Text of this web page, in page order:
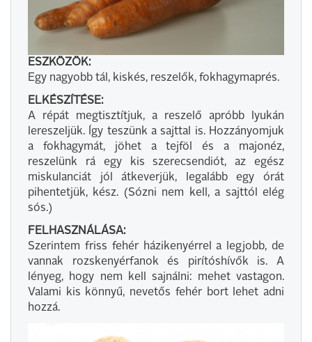
ESZKÖZÖK:
Egy nagyobb tál, kiskés, reszelők, fokhagymaprés.
ELKÉSZÍTÉSE:
A répát megtisztítjuk, a reszelő apróbb lyukán
lereszeljük. Így teszünk a sajttal is. Hozzányomjuk
a fokhagymát, jöhet a tejföl és a majonéz,
reszelünk rá egy kis szerecsendiót, az egész
miskulanciát jól átkeverjük, legalább egy órát
pihentetjük, kész. (Sózni nem kell, a sajttól elég
sós.)
FELHASZNÁLÁSA:
Szerintem friss fehér házikenyérrel a legjobb, de
vannak rozskenyérfanok és pirítóshívők is. A
lényeg, hogy nem kell sajnálni: mehet vastagon.
Valami kis könnyű, nevetős fehér bort lehet adni
hozzá.